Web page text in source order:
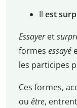
Il est
Essayeret
formes essayé
les participes
Ces formes,
ou être,